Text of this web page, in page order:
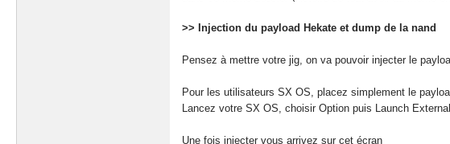
>> Injection du payload Hekate et dump de la nand
Pensez à mettre votre jig, on va pouvoir injecter le
Pour les utilisateurs SX OS, placez simplement le
Lancez votre SX OS, choisir Option puis Launch
Une fois injecter vous arrivez sur cet écran